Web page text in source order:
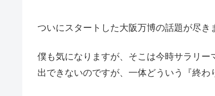
ついにスタートした大阪万博の話題が尽き
僕も気になりますが、そこは今時サラリ
出できないのですが、一体どういう『終